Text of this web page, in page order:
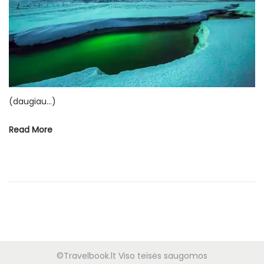
o
d
ž
i
o
(daugiau…)
Read More
©Travelbook.lt Viso teisės saugomos